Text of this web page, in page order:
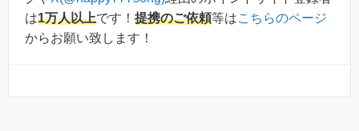
は1万人以上です！ 提携のご依頼等はこちらのページ
からお願い致します！